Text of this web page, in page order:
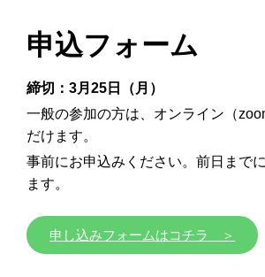
申込フォーム
締切：3月25日（月）
一般の参加の方は、オンライン（
だけます。
事前にお申込みください。前日まで
ます。
申し込みフォームはコチラ ＞